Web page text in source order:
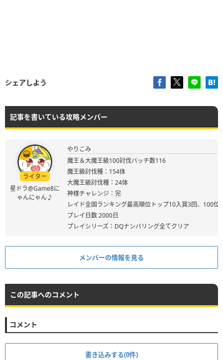
シェアしよう
記事を書いている攻略メンバー
ライター
星ドラ@Game8に
ゃんにゃん♪
やりこみ
魔王＆大魔王級100討伐バッチ数116
魔王級討伐種：154体
大魔王級討伐種：24体
神様チャレンジ：完
レイド全国ランキング最高順位トップ10入賞3回、100位
プレイ日数 2000日
プレイシリーズ：DQナンバリング全てクリア
メンバーの情報を見る
この記事へのコメント
コメント
書き込みする(0件)